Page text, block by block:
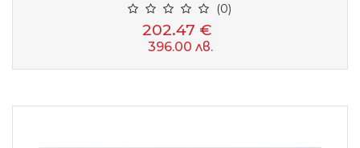
(0)
202.47 €
396.00 лв.